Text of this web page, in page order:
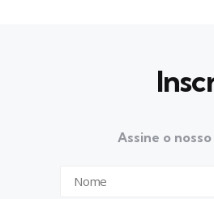
Assine o